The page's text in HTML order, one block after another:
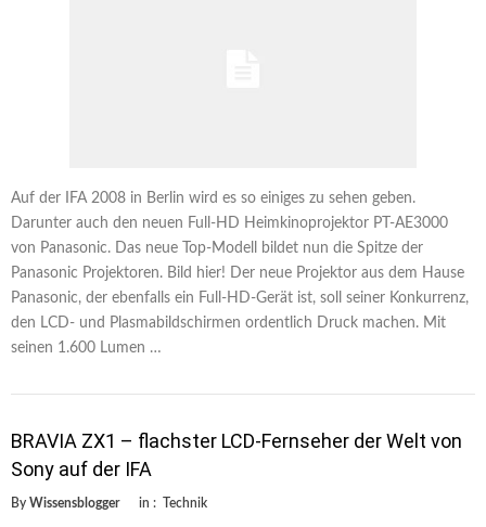
Auf der IFA 2008 in Berlin wird es so einiges zu sehen geben.
Darunter auch den neuen Full-HD Heimkinoprojektor PT-AE3000
von Panasonic. Das neue Top-Modell bildet nun die Spitze der
Panasonic Projektoren. Bild hier! Der neue Projektor aus dem Hause
Panasonic, der ebenfalls ein Full-HD-Gerät ist, soll seiner Konkurrenz,
den LCD- und Plasmabildschirmen ordentlich Druck machen. Mit
seinen 1.600 Lumen …
BRAVIA ZX1 – flachster LCD-Fernseher der Welt von
Sony auf der IFA
By Wissensblogger in : Technik